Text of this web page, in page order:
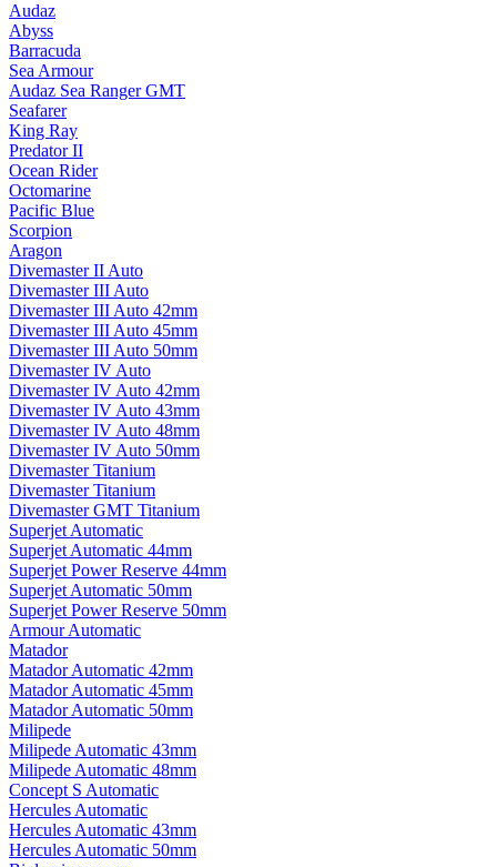
Audaz
Abyss
Barracuda
Sea Armour
Audaz Sea Ranger GMT
Seafarer
King Ray
Predator II
Ocean Rider
Octomarine
Pacific Blue
Scorpion
Aragon
Divemaster II Auto
Divemaster III Auto
Divemaster III Auto 42mm
Divemaster III Auto 45mm
Divemaster III Auto 50mm
Divemaster IV Auto
Divemaster IV Auto 42mm
Divemaster IV Auto 43mm
Divemaster IV Auto 48mm
Divemaster IV Auto 50mm
Divemaster Titanium
Divemaster Titanium
Divemaster GMT Titanium
Superjet Automatic
Superjet Automatic 44mm
Superjet Power Reserve 44mm
Superjet Automatic 50mm
Superjet Power Reserve 50mm
Armour Automatic
Matador
Matador Automatic 42mm
Matador Automatic 45mm
Matador Automatic 50mm
Milipede
Milipede Automatic 43mm
Milipede Automatic 48mm
Concept S Automatic
Hercules Automatic
Hercules Automatic 43mm
Hercules Automatic 50mm